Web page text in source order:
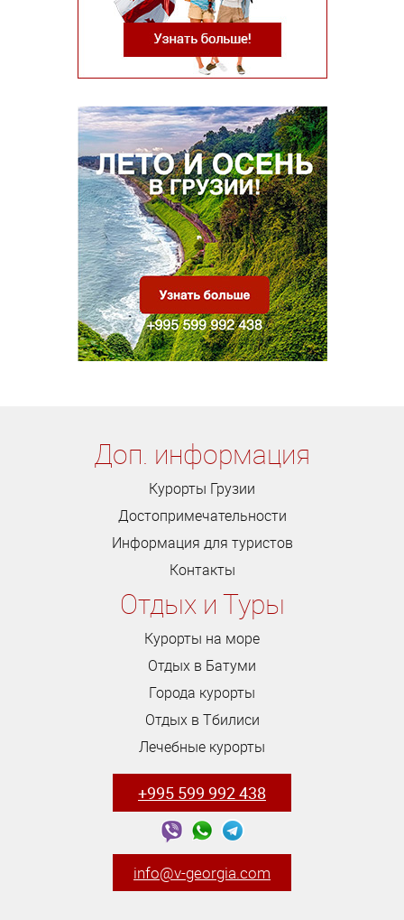
Доп. информация
Курорты Грузии
Достопримечательности
Информация для туристов
Контакты
Отдых и Туры
Курорты на море
Отдых в Батуми
Города курорты
Отдых в Тбилиси
Лечебные курорты
+995 599 992 438
info@v-georgia.com